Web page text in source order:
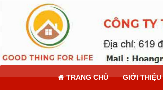
TRANG CHỦ GIỚI THIỆU